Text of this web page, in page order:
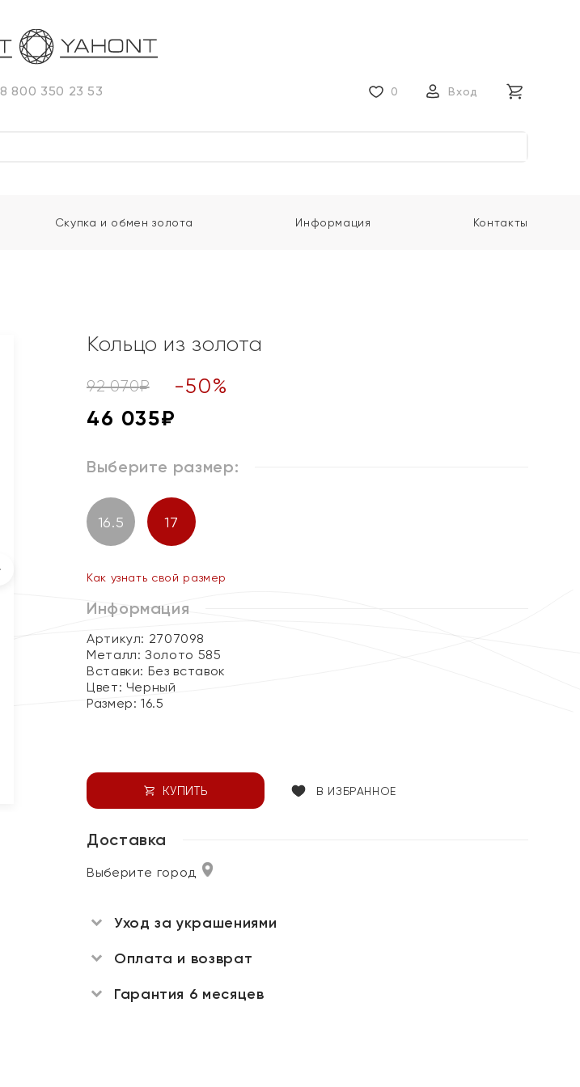
8 800 350 23 53 0 Вход
Скупка и обмен золота Информация Контакты
Кольцо из золота
92 070₽ -50%
46 035₽
Выберите размер:
16.5 17
Как узнать свой размер
Информация
Артикул: 2707098
Металл:Золото 585
Вставки: Без вставок
Цвет: Черный
Размер:16.5
КУПИТЬ В ИЗБРАННОЕ
Доставка
Выберите город
Уход за украшениями
Оплата и возврат
Гарантия 6 месяцев